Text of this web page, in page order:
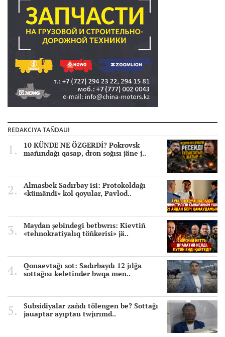
REDAKCIYA TAÑDAUI
10 KÜNDE NE ÖZGERDİ? Pokrovsk
mañındağı qasap, dron soğısı jäne j..
Almasbek Sadırbay isi: Protokoldağı
«kümändi» kol qoyular, Pavlod..
Maydan şebindegi betbwrıs: Kievtiñ
«tehnokratiyalıq töñkerisi» jä..
Qonaevtağı sot: Sadırbaydı 12 jılğa
sottağısı keletinder bwqa men..
Subsidiyalar zañdı tölengen be? Sottağı
jauaptar ayıptau twjırımd..